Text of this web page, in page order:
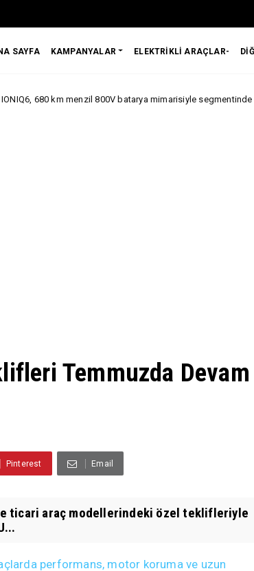
SAYFA KAMPANYALAR ELEKTRİKLİ ARAÇLAR-
menzil 800V batarya mimarisiyle segmentinde iddialı.
Temmuzda Devam
Pinterest Email
ticari araç modellerindeki özel teklifleriyle
performans, motor koruma ve uzun